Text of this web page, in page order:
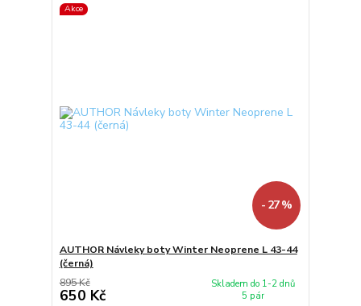
Akce
- 27 %
AUTHOR Návleky boty Winter Neoprene L 43-44
(černá)
895 Kč
650 Kč
Skladem do 1-2 dnů
5 pár